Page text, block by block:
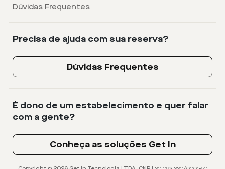
Dúvidas Frequentes
Precisa de ajuda com sua reserva?
Dúvidas Frequentes
É dono de um estabelecimento e quer falar
com a gente?
Conheça as soluções Get In